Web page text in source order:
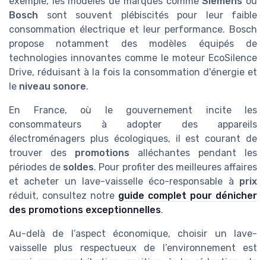
Bosch sont souvent plébiscités pour leur faible
consommation électrique et leur performance. Bosch
propose notamment des modèles équipés de
technologies innovantes comme le moteur EcoSilence
Drive, réduisant à la fois la consommation d'énergie et
le niveau sonore.
En France, où le gouvernement incite les
consommateurs à adopter des appareils
électroménagers plus écologiques, il est courant de
trouver des promotions alléchantes pendant les
périodes de soldes. Pour profiter des meilleures affaires
et acheter un lave-vaisselle éco-responsable à prix
réduit, consultez notre guide complet pour dénicher
des promotions exceptionnelles.
Au-delà de l’aspect économique, choisir un lave-
vaisselle plus respectueux de l’environnement est